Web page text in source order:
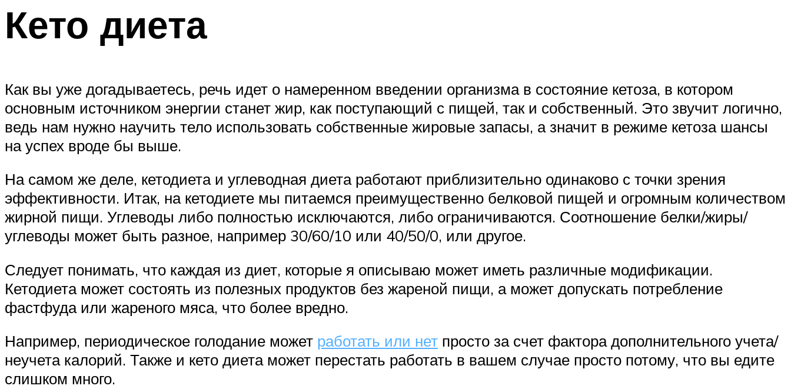
Кето диета
Как вы уже догадываетесь, речь идет о намеренном введении организма в состояние кетоза, в котором
основным источником энергии станет жир, как поступающий с пищей, так и собственный. Это звучит логично,
ведь нам нужно научить тело использовать собственные жировые запасы, а значит в режиме кетоза шансы
на успех вроде бы выше.
На самом же деле, кетодиета и углеводная диета работают приблизительно одинаково с точки зрения
эффективности. Итак, на кетодиете мы питаемся преимущественно белковой пищей и огромным количеством
жирной пищи. Углеводы либо полностью исключаются, либо ограничиваются. Соотношение белки/жиры/
углеводы может быть разное, например 30/60/10 или 40/50/0, или другое.
Следует понимать, что каждая из диет, которые я описываю может иметь различные модификации.
Кетодиета может состоять из полезных продуктов без жареной пищи, а может допускать потребление
фастфуда или жареного мяса, что более вредно.
Например, периодическое голодание может работать или нет просто за счет фактора дополнительного учета/
неучета калорий. Также и кето диета может перестать работать в вашем случае просто потому, что вы едите
слишком много.